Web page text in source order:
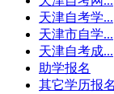
天津自考学...
天津市自学...
天津自考成...
助学报名
其它学历报名